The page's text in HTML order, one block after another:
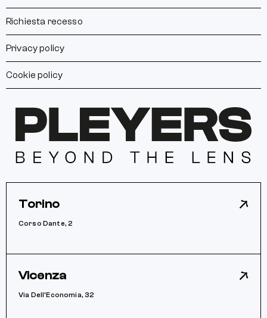
Richiesta recesso
Privacy policy
Cookie policy
Torino
Corso Dante, 2
Vicenza
Via Dell’Economia, 32